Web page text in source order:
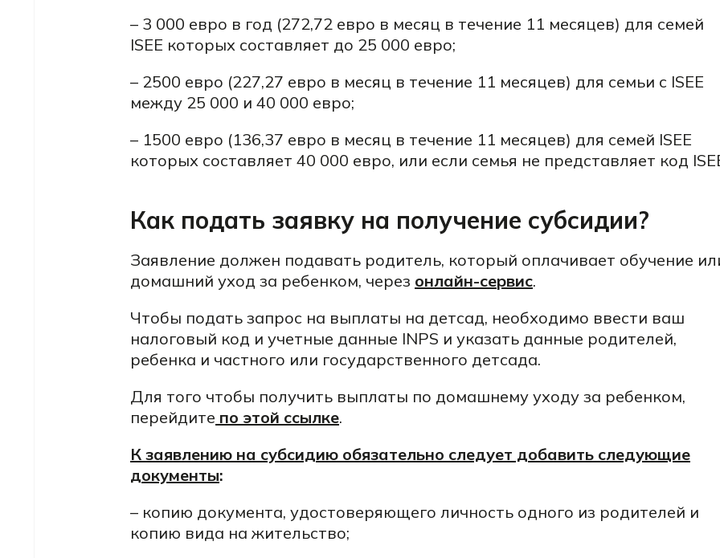
– 3 000 евро в год (272,72 евро в месяц в течение 11 месяцев) для семей
ISEE которых составляет до 25 000 евро;
– 2500 евро (227,27 евро в месяц в течение 11 месяцев) для семьи с ISEE
между 25 000 и 40 000 евро;
– 1500 евро (136,37 евро в месяц в течение 11 месяцев) для семей ISEE
которых составляет 40 000 евро, или если семья не представляет код
Как подать заявку на получение субсидии?
Заявление должен подавать родитель, который оплачивает обучение
домашний уход за ребенком, через онлайн-сервис.
Чтобы подать запрос на выплаты на детсад, необходимо ввести ваш
налоговый код и учетные данные INPS и указать данные родителей,
ребенка и частного или государственного детсада.
Для того чтобы получить выплаты по домашнему уходу за ребенком,
перейдите по этой ссылке.
К заявлению на субсидию обязательно следует добавить следующие
документы:
– копию документа, удостоверяющего личность одного из родителей и
копию вида на жительство;